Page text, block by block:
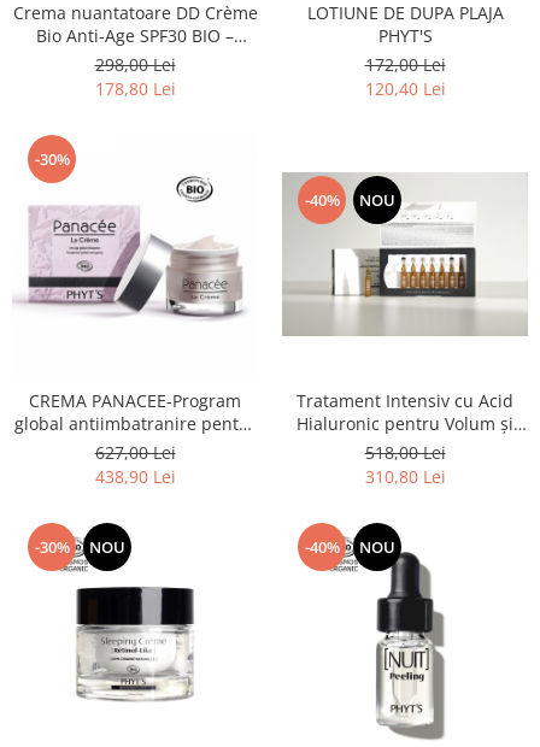
Crema nuantatoare DD Crème
Bio Anti-Age SPF30 BIO –
Protecție, perfecțiune și
îngrijire anti-age 40ml
298,00 Lei
178,80 Lei
LOTIUNE DE DUPA PLAJA
PHYT'S
172,00 Lei
120,40 Lei
-30%
CREMA PANACEE-Program
global antiimbatranire pentru
uz zilnic
627,00 Lei
438,90 Lei
-40% NOU
Tratament Intensiv cu Acid
Hialuronic pentru Volum și
Hidratare (7 fiole x 2ml)
518,00 Lei
310,80 Lei
-30% NOU -40% NOU